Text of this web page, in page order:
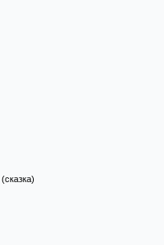
(сказка)